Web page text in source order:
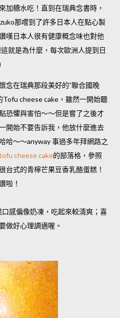
加糖水吃！直到在瑞典念書時，
那嚐到了許多日本人在點心製
嘆日本人很有健康概念味也對他
就是為什麼，每次歐洲人提到日
念在瑞典那段美好的”聯合國晚
Tofu cheese cake ，雖然一開始聽
恐懼與害怕～～但是嘗了之後才
開始不要告訴我，他放什麼進去
哈～～anyway事過多年拜網路之
cheese cake的部落格，參照
台式的青檸芒果豆香乳酪蛋糕！
啦！
感偏像奶凍，吃起來較清爽；喜
做好心理調適喔。